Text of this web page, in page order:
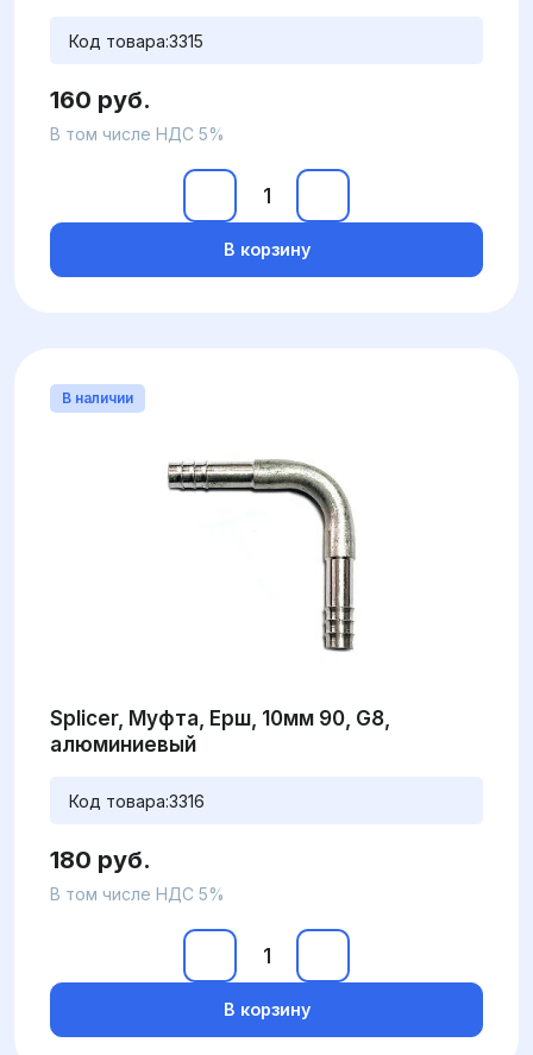
Код товара:3315
160 руб.
В том числе НДС 5%
В корзину
В наличии
Splicer, Муфта, Ерш, 10мм 90, G8,
алюминиевый
Код товара:3316
180 руб.
В том числе НДС 5%
В корзину